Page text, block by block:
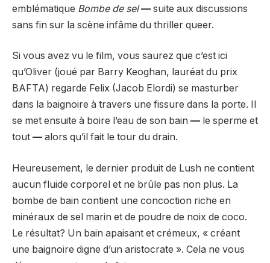
emblématique Bombe de sel — suite aux discussions
sans fin sur la scène infâme du thriller queer.
Si vous avez vu le film, vous saurez que c’est ici
qu’Oliver (joué par Barry Keoghan, lauréat du prix
BAFTA) regarde Felix (Jacob Elordi) se masturber
dans la baignoire à travers une fissure dans la porte. Il
se met ensuite à boire l’eau de son bain — le sperme et
tout — alors qu’il fait le tour du drain.
Heureusement, le dernier produit de Lush ne contient
aucun fluide corporel et ne brûle pas non plus. La
bombe de bain contient une concoction riche en
minéraux de sel marin et de poudre de noix de coco.
Le résultat? Un bain apaisant et crémeux, « créant
une baignoire digne d’un aristocrate ». Cela ne vous